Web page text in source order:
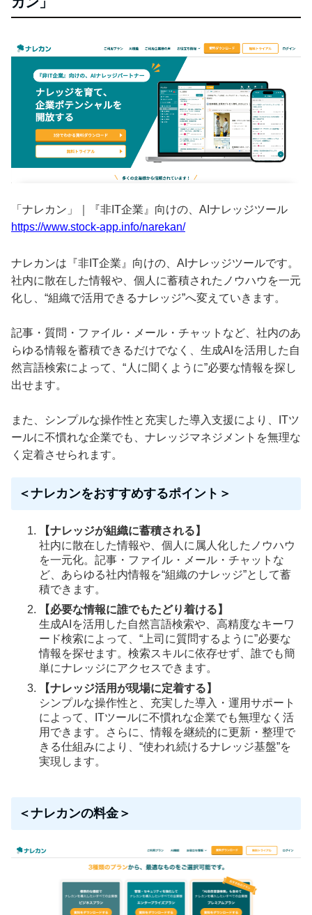
「ナレカン」｜『非IT企業』向けの、AIナレッジツール
https://www.stock-app.info/narekan/
ナレカンは『非IT企業』向けの、AIナレッジツールです。
社内に散在した情報や、個人に蓄積されたノウハウを一元
化し、“組織で活用できるナレッジ”へ変えていきます。
記事・質問・ファイル・メール・チャットなど、社内のあ
らゆる情報を蓄積できるだけでなく、生成AIを活用した自
然言語検索によって、“人に聞くように”必要な情報を探し
出せます。
また、シンプルな操作性と充実した導入支援により、ITツ
ールに不慣れな企業でも、ナレッジマネジメントを無理な
く定着させられます。
＜ナレカンをおすすめするポイント＞
【ナレッジが組織に蓄積される】
社内に散在した情報や、個人に属人化したノウハウ
を一元化。記事・ファイル・メール・チャットな
ど、あらゆる社内情報を“組織のナレッジ”として蓄
積できます。
【必要な情報に誰でもたどり着ける】
生成AIを活用した自然言語検索や、高精度なキーワ
ード検索によって、“上司に質問するように”必要な
情報を探せます。検索スキルに依存せず、誰でも簡
単にナレッジにアクセスできます。
【ナレッジ活用が現場に定着する】
シンプルな操作性と、充実した導入・運用サポート
によって、ITツールに不慣れな企業でも無理なく活
用できます。さらに、情報を継続的に更新・整理で
きる仕組みにより、“使われ続けるナレッジ基盤”を
実現します。
＜ナレカンの料金＞